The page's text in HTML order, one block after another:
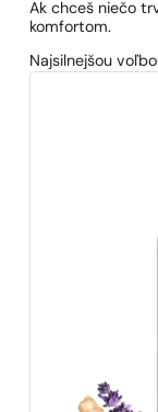
Ak chceš niečo
komfortom.
Najsilnejšou